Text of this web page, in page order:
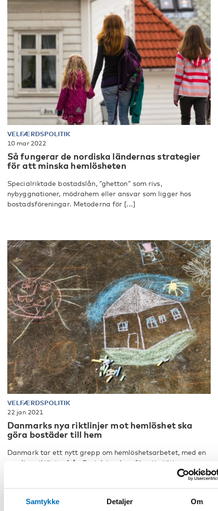
Samtykke Detaljer Om
VELFÆRDSPOLITIK
10 mar 2022
Så fungerar de nordiska ländernas strategier
för att minska hemlösheten
Specialriktade bostadslån, ”ghetton” som rivs,
nybyggnationer, mödrahem eller ansvar som ligger hos
bostadsföreningar. Metoderna för [...]
VELFÆRDSPOLITIK
22 jan 2021
Danmarks nya riktlinjer mot hemlöshet ska
göra bostäder till hem
Danmark tar ett nytt grepp om hemlöshetsarbetet, med en
samling riktlinjer från Socialstyrelsen för att stötta